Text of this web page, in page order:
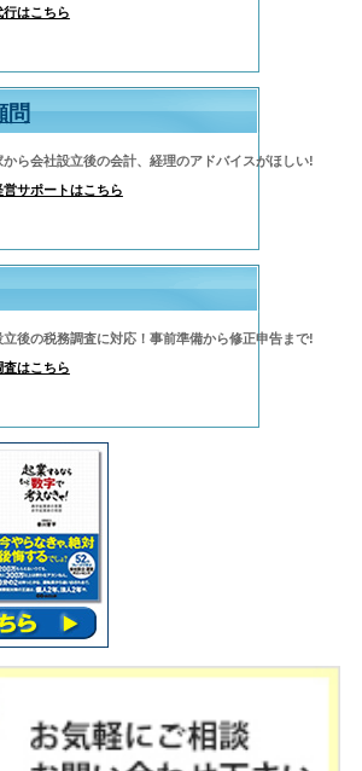
行はこちら
問
から会社設立後の会計、経理のアドバイスがほしい!
営サポートはこちら
立後の税務調査に対応！事前準備から修正申告まで!
査はこちら